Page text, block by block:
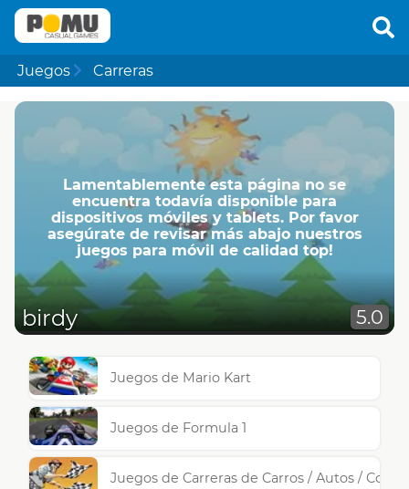
Juegos Carreras
Lamentablemente esta página no se
encuentra todavía disponible para
dispositivos móviles y tablets. Por favor
asegúrate de revisar más abajo nuestros
juegos para móvil de calidad top!
birdy 5.0
Juegos de Mario Kart
Juegos de Formula 1
Juegos de Carreras de Carros / Autos /